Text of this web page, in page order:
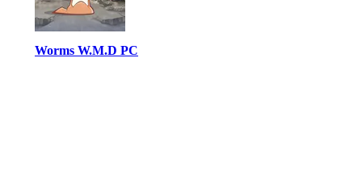
Worms W.M.D PC